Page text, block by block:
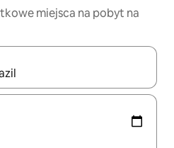
miejsca na pobyt na
możesz poruszać się po nich za